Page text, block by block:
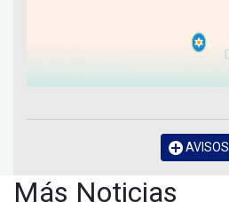
AVISOS
Más Noticias